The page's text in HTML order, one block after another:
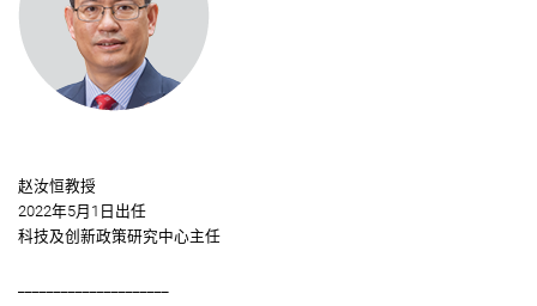
赵汝恒教授
2022年5月1日出任
科技及创新政策研究中心主任